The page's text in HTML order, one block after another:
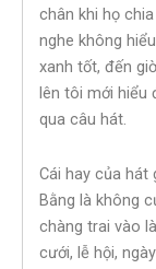
chân khi họ
nghe không
xanh tốt, đến
lên tôi mới hiểu
qua câu hát.
Cái hay của hát
Bằng là không
chàng trai vào
cưới, lễ hội,